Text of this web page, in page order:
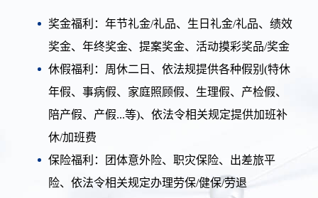
奖金福利：年节礼金/礼品、生日礼金/礼品、绩效
奖金、年终奖金、提案奖金、活动摸彩奖品/奖金
休假福利：周休二日、依法规提供各种假别(特休
年假、事病假、家庭照顾假、生理假、产检假、
陪产假、产假...等)、依法令相关规定提供加班补
休/加班费
保险福利：团体意外险、职灾保险、出差旅平
险、依法令相关规定办理劳保/健保/劳退